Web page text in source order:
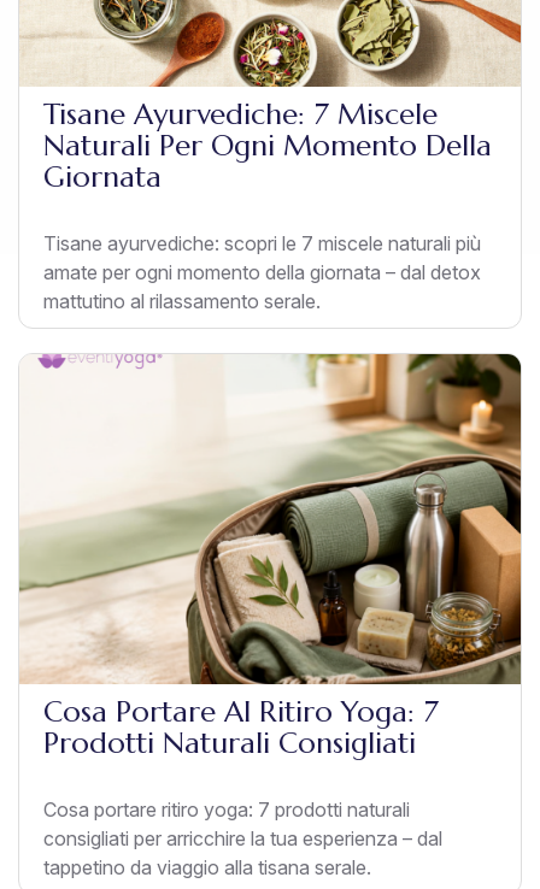
Tisane Ayurvediche: 7 Miscele
Naturali Per Ogni Momento Della
Giornata
Tisane ayurvediche: scopri le 7 miscele naturali più
amate per ogni momento della giornata – dal detox
mattutino al rilassamento serale.
Cosa Portare Al Ritiro Yoga: 7
Prodotti Naturali Consigliati
Cosa portare ritiro yoga: 7 prodotti naturali
consigliati per arricchire la tua esperienza – dal
tappetino da viaggio alla tisana serale.